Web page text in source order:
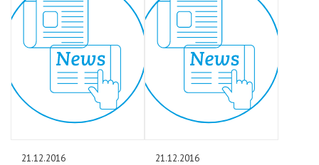
21.12.2016 21.12.2016